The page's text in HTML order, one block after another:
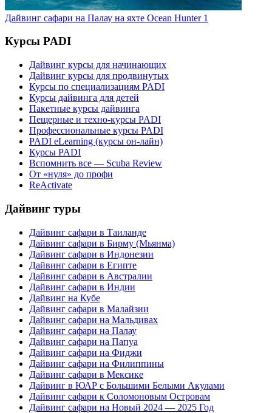
Дайвинг сафари на Палау на яхте Ocean Hunter 1
Курсы PADI
Дайвинг курсы для начинающих
Дайвинг курсы для продвинутых
Курсы по специализациям PADI
Курсы дайвинга для детей
Пакетные курсы дайвинга
Пещерные и техно-курсы PADI
Профессиональные курсы PADI
PADI eLearning (курсы он-лайн)
Курсы PADI
Вспомнить все — Scuba Review
От «нуля» до профи
ReActivate
Дайвинг туры
Дайвинг сафари в Таиланде
Дайвинг сафари в Бирму (Мьянма)
Дайвинг сафари в Индонезии
Дайвинг сафари в Египте
Дайвинг сафари в Австралии
Дайвинг сафари в Индии
Дайвинг на Кубе
Дайвинг сафари в Малайзии
Дайвинг сафари на Мальдивах
Дайвинг сафари на Палау
Дайвинг сафари на Папуа
Дайвинг сафари на Фиджи
Дайвинг сафари на Филиппины
Дайвинг сафари в Мексике
Дайвинг в ЮАР с Большими Белыми Акулами
Дайвинг сафари к Соломоновым Островам
Дайвинг сафари на Новый 2024 — 2025 Год